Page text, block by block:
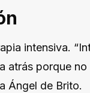
intensiva.
atrás porque
Ángel de Brito.